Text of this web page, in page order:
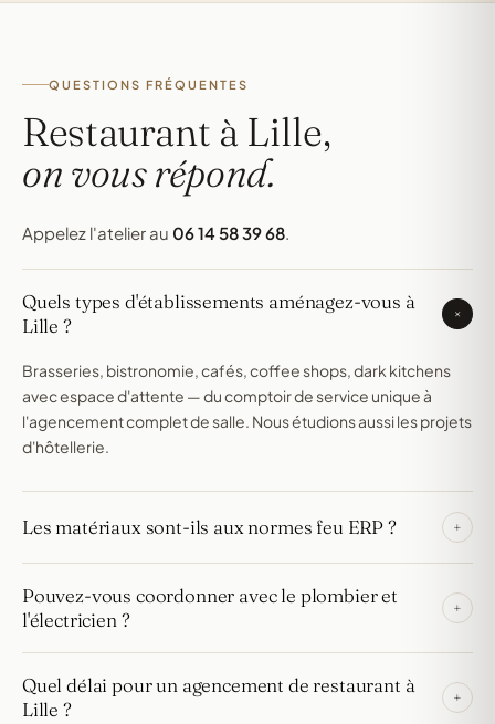
QUESTIONS FRÉQUENTES
Restaurant à Lille,
on vous répond.
Appelez l'atelier au 06 14 58 39 68.
Quels types d'établissements aménagez-vous à
Lille ?
+
Brasseries, bistronomie, cafés, coffee shops, dark kitchens
avec espace d'attente — du comptoir de service unique à
l'agencement complet de salle. Nous étudions aussi les projets
d'hôtellerie.
Les matériaux sont-ils aux normes feu ERP ? +
public. Fiches techniques et PV fournis si demandés par votre
commission de sécurité.
Pouvez-vous coordonner avec le plombier et
l'électricien ?
+
éclairage intégrés dans les mobiliers — contraintes prises en
compte dès le relevé.
Quel délai pour un agencement de restaurant à
Lille ?
+